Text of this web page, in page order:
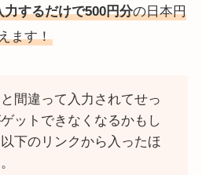
するだけで500円分の日本円
ます！
間違って入力されてせっ
ットできなくなるかもし
下のリンクから入ったほ